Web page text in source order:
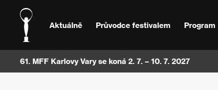
Aktuálně Průvodce festivalem Program
61. MFF Karlovy Vary se koná 2. 7. – 10. 7. 2027